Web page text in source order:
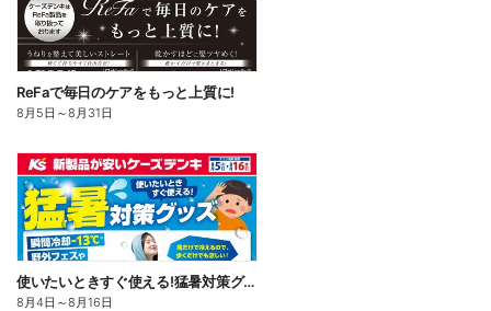
ReFaで毎日のケアをもっと上質に!
8月5日 ～8月31日
使いたいときすぐ使える!猛暑対策グッズ
8月4日 ～8月16日